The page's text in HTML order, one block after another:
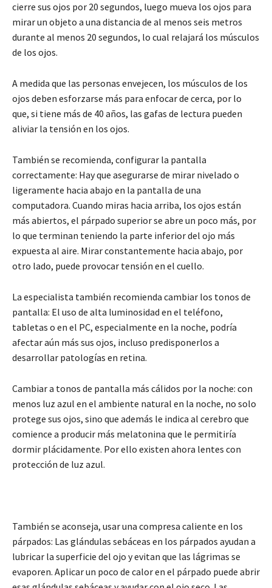
cierre sus ojos por 20 segundos, luego mueva los ojos para
mirar un objeto a una distancia de al menos seis metros
durante al menos 20 segundos, lo cual relajará los músculos
de los ojos.
A medida que las personas envejecen, los músculos de los
ojos deben esforzarse más para enfocar de cerca, por lo
que, si tiene más de 40 años, las gafas de lectura pueden
aliviar la tensión en los ojos.
También se recomienda, configurar la pantalla
correctamente: Hay que asegurarse de mirar nivelado o
ligeramente hacia abajo en la pantalla de una
computadora. Cuando miras hacia arriba, los ojos están
más abiertos, el párpado superior se abre un poco más, por
lo que terminan teniendo la parte inferior del ojo más
expuesta al aire. Mirar constantemente hacia abajo, por
otro lado, puede provocar tensión en el cuello.
La especialista también recomienda cambiar los tonos de
pantalla: El uso de alta luminosidad en el teléfono,
tabletas o en el PC, especialmente en la noche, podría
afectar aún más sus ojos, incluso predisponerlos a
desarrollar patologías en retina.
Cambiar a tonos de pantalla más cálidos por la noche: con
menos luz azul en el ambiente natural en la noche, no solo
protege sus ojos, sino que además le indica al cerebro que
comience a producir más melatonina que le permitiría
dormir plácidamente. Por ello existen ahora lentes con
protección de luz azul.
También se aconseja, usar una compresa caliente en los
párpados: Las glándulas sebáceas en los párpados ayudan a
lubricar la superficie del ojo y evitan que las lágrimas se
evaporen. Aplicar un poco de calor en el párpado puede abrir